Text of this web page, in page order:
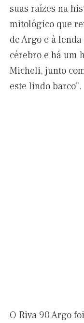
suas raízes na
mitológico que
de Argo e à
cérebro e há um
Micheli, junto
este lindo barco”.
O Riva 90 Argo